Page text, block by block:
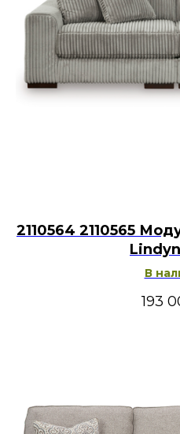
2110564 2110565
В
193